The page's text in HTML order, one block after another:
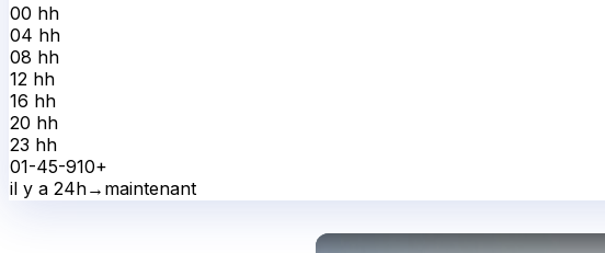
00 hh
04 hh
08 hh
12 hh
16 hh
20 hh
23 hh
01-45-910+
il y a 24h→ maintenant